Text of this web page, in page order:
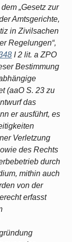
„Gesetz zur
Amtsgerichte,
in Zivilsachen
Regelungen“,
I 2 lit. a ZPO
Bestimmung
(aaO S. 23 zu
das
er ausführt, es
Verletzung
des Rechts
durch
mithin auch
von der
erfasst